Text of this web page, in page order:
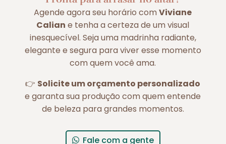
Agende agora seu horário comViviane
Calian e tenha a certeza de um visual
inesquecível. Seja uma madrinha radiante,
elegante e segura para viver esse momento
com quem você ama.
👉 Solicite um orçamento personalizado
e garanta sua produção com quem entende
de beleza para grandes momentos.
Fale com a gente